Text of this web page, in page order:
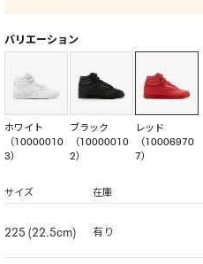
バリエーション
ホワイト
（10000010
3）
ブラック
（10000010
2）
レッド
（10006970
7）
サイズ 在庫
225 (22.5cm) 有り